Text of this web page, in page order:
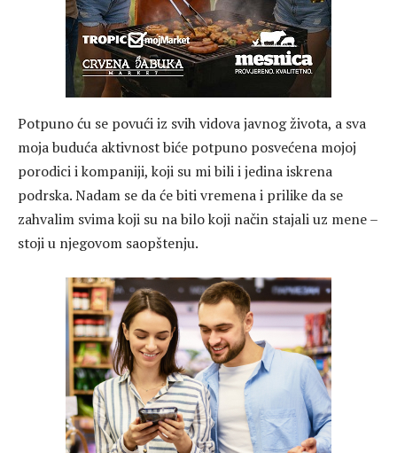
Potpuno ću se povući iz svih vidova javnog života, a sva
moja buduća aktivnost biće potpuno posvećena mojoj
porodici i kompaniji, koji su mi bili i jedina iskrena
podrska. Nadam se da će biti vremena i prilike da se
zahvalim svima koji su na bilo koji način stajali uz mene –
stoji u njegovom saopštenju.